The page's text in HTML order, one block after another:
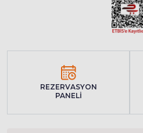
REZERVASYON
PANELİ